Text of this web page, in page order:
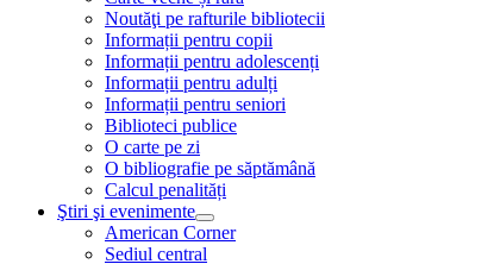
Noutăţi pe rafturile bibliotecii
Informații pentru copii
Informații pentru adolescenți
Informații pentru adulți
Informații pentru seniori
Biblioteci publice
O carte pe zi
O bibliografie pe săptămână
Calcul penalități
Ştiri şi evenimente
American Corner
Sediul central